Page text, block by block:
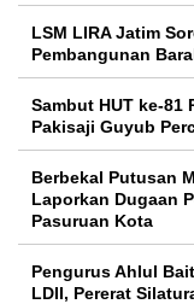
LSM LIRA Jatim
Pembangunan
Sambut HUT ke-81
Pakisaji Guyub
Berbekal Putusan
Laporkan Dugaan
Pasuruan Kota
Pengurus Ahlul
LDII, Pererat